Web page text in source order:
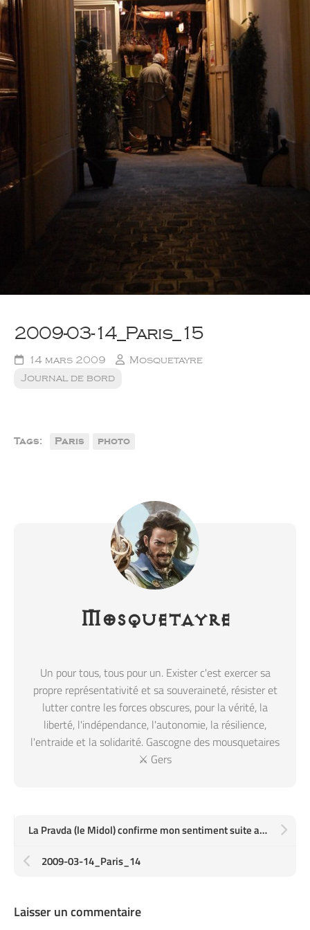
2009-03-14_Paris_15
14 mars 2009
Mosquetayre
Journal de bord
Tags: Paris photo
Mosquetayre
Un pour tous, tous pour un. Exister c'est exercer sa
propre représentativité et sa souveraineté, résister et
lutter contre les forces obscures, pour la vérité, la
liberté, l'indépendance, l'autonomie, la résilience,
l'entraide et la solidarité. Gascogne des mousquetaires
⚔️ Gers
La Pravda (le Midol) confirme mon sentiment suite au match de rugby d'hier
2009-03-14_Paris_14
Laisser un commentaire